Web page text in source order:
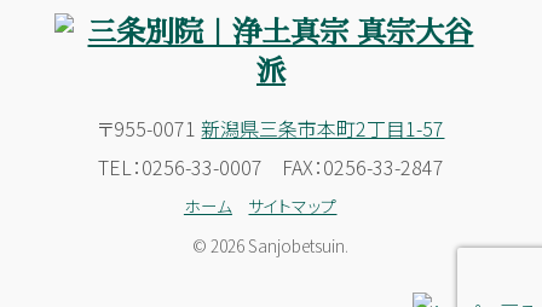
〒955-0071新潟県三条市本町2丁目1-57
TEL：0256-33-0007 FAX：0256-33-2847
ホーム
サイトマップ
© 2026 Sanjobetsuin.